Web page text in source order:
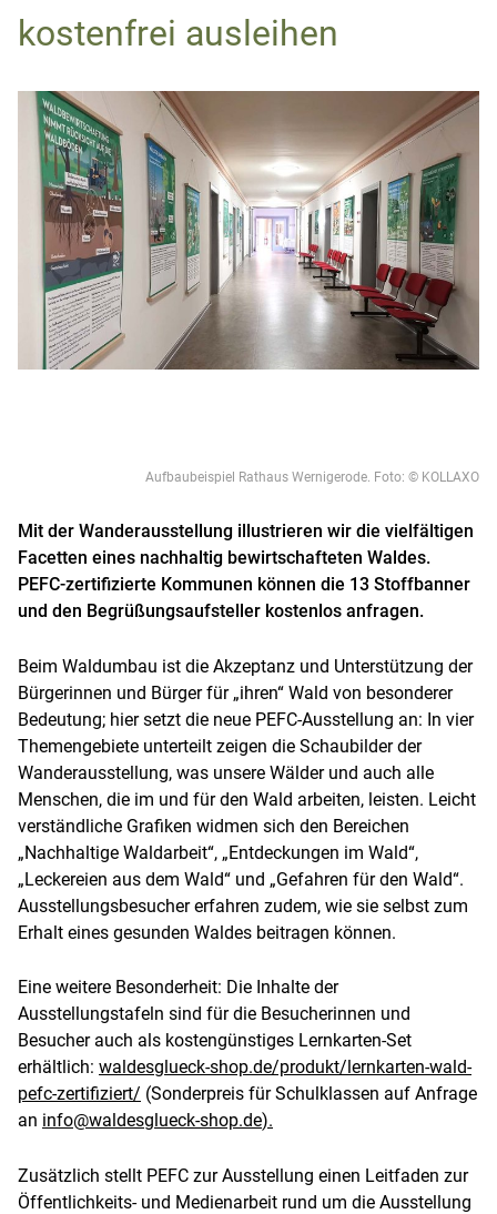
kostenfrei ausleihen
Aufbaubeispiel Rathaus Wernigerode. Foto: © KOLLAXO
Mit der Wanderausstellung illustrieren wir die vielfältigen
Facetten eines nachhaltig bewirtschafteten Waldes.
PEFC-zertifizierte Kommunen können die 13 Stoffbanner
und den Begrüßungsaufsteller kostenlos anfragen.
Beim Waldumbau ist die Akzeptanz und Unterstützung der
Bürgerinnen und Bürger für „ihren“ Wald von besonderer
Bedeutung; hier setzt die neue PEFC-Ausstellung an: In vier
Themengebiete unterteilt zeigen die Schaubilder der
Wanderausstellung, was unsere Wälder und auch alle
Menschen, die im und für den Wald arbeiten, leisten. Leicht
verständliche Grafiken widmen sich den Bereichen
„Nachhaltige Waldarbeit“, „Entdeckungen im Wald“,
„Leckereien aus dem Wald“ und „Gefahren für den Wald“.
Ausstellungsbesucher erfahren zudem, wie sie selbst zum
Erhalt eines gesunden Waldes beitragen können.
Eine weitere Besonderheit: Die Inhalte der
Ausstellungstafeln sind für die Besucherinnen und
Besucher auch als kostengünstiges Lernkarten-Set
erhältlich: waldesglueck-shop.de/produkt/lernkarten-wald-
pefc-zertifiziert/ (Sonderpreis für Schulklassen auf Anfrage
an info@waldesglueck-shop.de).
Zusätzlich stellt PEFC zur Ausstellung einen Leitfaden zur
Öffentlichkeits- und Medienarbeit rund um die Ausstellung